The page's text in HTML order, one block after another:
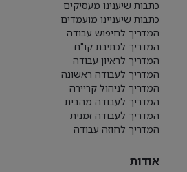
כתבות שיענינו מעסיקים
כתבות שיעניינו מועמדים
המדריך לחיפוש עבודה
המדריך לכתיבת קו"ח
המדריך לראיון עבודה
המדריך לעבודה ראשונה
המדריך לניהול קריירה
המדריך לעבודה מהבית
המדריך לעבודה זמנית
המדריך לחוזה עבודה
אודות